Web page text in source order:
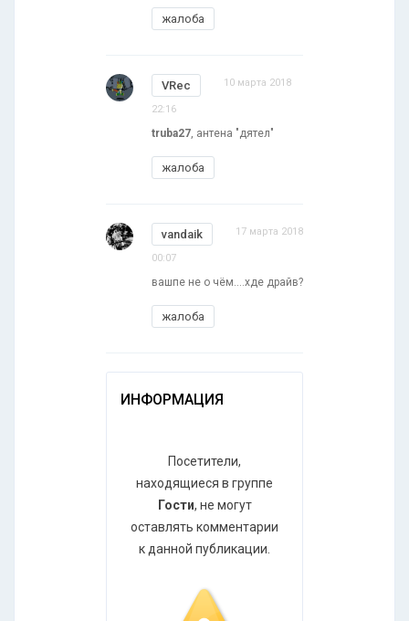
жалоба
VRec 10 марта 2018
22:16
truba27, антена "дятел"
жалоба
vandaik 17 марта 2018
00:07
вашпе не о чём....хде драйв?
жалоба
ИНФОРМАЦИЯ
Посетители,
находящиеся в группе
Гости, не могут
оставлять комментарии
к данной публикации.